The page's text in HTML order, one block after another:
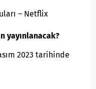
– Netflix
yayınlanacak?
2023 tarihinde